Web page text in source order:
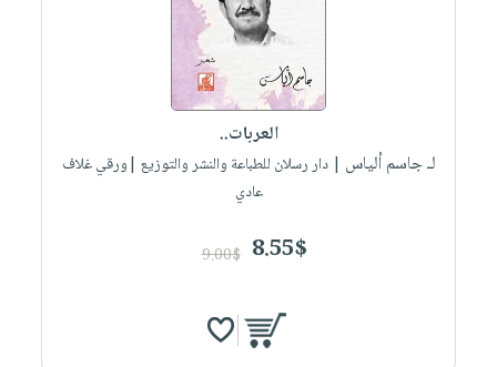
العربات..
لـ جاسم ألياس | دار رسلان للطباعة والنشر والتوزيع |ورقي غلاف
عادي
8.55$
9.00$